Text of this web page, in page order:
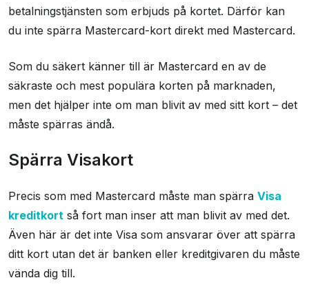
betalningstjänsten som erbjuds på kortet. Därför kan
du inte spärra Mastercard-kort direkt med Mastercard.
Som du säkert känner till är Mastercard en av de
säkraste och mest populära korten på marknaden,
men det hjälper inte om man blivit av med sitt kort – det
måste spärras ändå.
Spärra Visakort
Precis som med Mastercard måste man spärra Visa
kreditkort så fort man inser att man blivit av med det.
Även här är det inte Visa som ansvarar över att spärra
ditt kort utan det är banken eller kreditgivaren du måste
vända dig till.